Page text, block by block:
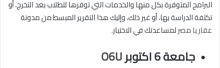
البرامج المتوفرة بكل منها والخدمات التي توفرها للطلاب بعد التخرج، أو
تكلفة الدراسة بها، أو غير ذلك، وإليك هذا التقرير المبسط من مدونة
عقار يا مصرلمساعدتك في الاختيار.
جامعة 6 اكتوبر O6U